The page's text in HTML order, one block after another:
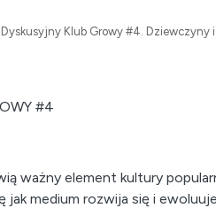
Dyskusyjny Klub Growy #4. Dziewczyny
#4
ważny element kultury
jak medium rozwija się i